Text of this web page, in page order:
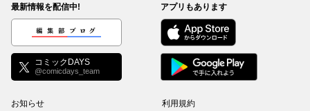
最新情報を配信中!
編集部ブログ
コミックDAYS
@comicdays_team
アプリもあります
お知らせ
利用規約